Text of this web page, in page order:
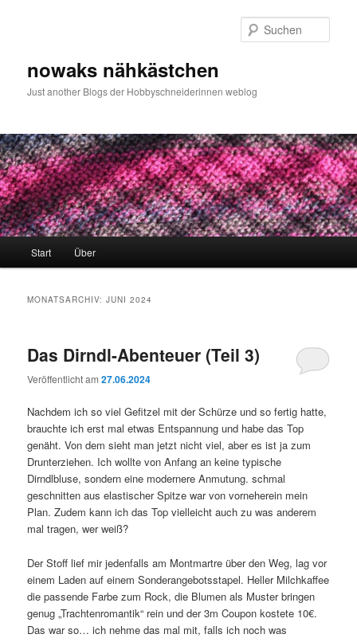
nowaks nähkästchen
Just another Blogs der Hobbyschneiderinnen weblog
Start Über
MONATSARCHIV:JUNI 2024
Das Dirndl-Abenteuer (Teil 3)
Veröffentlicht am27.06.2024
Nachdem ich so viel Gefitzel mit der Schürze und so fertig hatte,
brauchte ich erst mal etwas Entspannung und habe das Top
genäht. Von dem sieht man jetzt nicht viel, aber es ist ja zum
Drunterziehen. Ich wollte von Anfang an keine typische
Dirndlbluse, sondern eine modernere Anmutung. schmal
geschnitten aus elastischer Spitze war von vorneherein mein
Plan. Zudem kann ich das Top vielleicht auch zu was anderem
mal tragen, wer weiß?
Der Stoff lief mir jedenfalls am Montmartre über den Weg, lag vor
einem Laden auf einem Sonderangebotsstapel. Heller Milchkaffee
die passende Farbe zum Rock, die Blumen als Muster bringen
genug „Trachtenromantik“ rein und der 3m Coupon kostete 10€.
Das war so… ich nehme das mal mit, falls ich noch was